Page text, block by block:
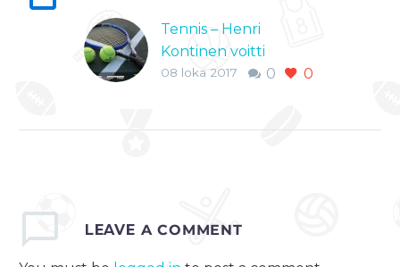
Tennis – Henri
Kontinen voitti
Pekingin ATP-
nelinpelin. Suomalais-
0 0
08 loka 2017
LEAVE A COMMENT